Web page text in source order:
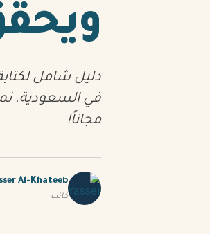
مجاناً!
Al-Khateeb
كاتب